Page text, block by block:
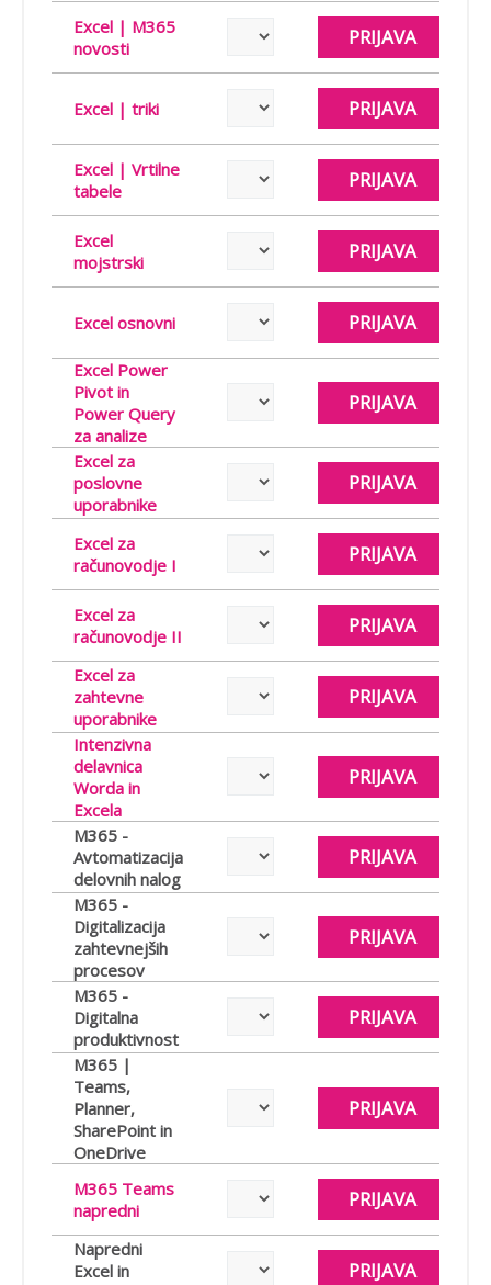
Excel | M365
novosti
PRIJAVA
Excel | triki PRIJAVA
Excel | Vrtilne
tabele
PRIJAVA
Excel
mojstrski
PRIJAVA
Excel osnovni PRIJAVA
Excel Power
Pivot in
Power Query
za analize
PRIJAVA
Excel za
poslovne
uporabnike
PRIJAVA
Excel za
računovodje I
PRIJAVA
Excel za
računovodje II
PRIJAVA
Excel za
zahtevne
uporabnike
PRIJAVA
Intenzivna
delavnica
Worda in
Excela
PRIJAVA
M365 -
Avtomatizacija
delovnih nalog
PRIJAVA
M365 -
Digitalizacija
zahtevnejših
procesov
PRIJAVA
M365 -
Digitalna
produktivnost
PRIJAVA
M365 |
Teams,
Planner,
SharePoint in
OneDrive
PRIJAVA
M365 Teams
napredni
PRIJAVA
Napredni
Excel in
PRIJAVA